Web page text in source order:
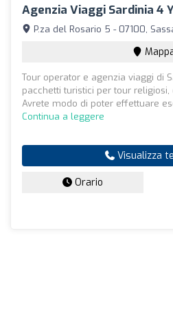
Agenzia Viaggi Sardinia 4
P.za del Rosario 5 - 07100,
Tour operator e agenzia viaggi di
pacchetti turistici per tour
Avrete modo di poter effettuare
Continua a leggere
Visualizza
Orario